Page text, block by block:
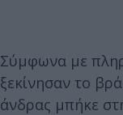
Σύμφωνα με
ξεκίνησαν το
άνδρας μπήκε